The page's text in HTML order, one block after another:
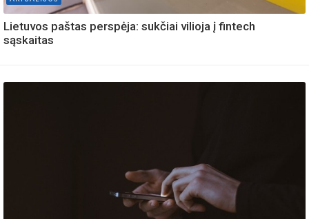
Lietuvos paštas perspėja: sukčiai vilioja į fintech
sąskaitas